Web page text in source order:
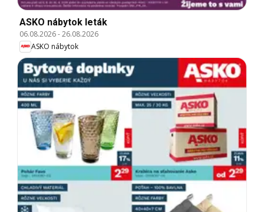
ASKO nábytok leták
06.08.2026-26.08.2026
ASKO nábytok